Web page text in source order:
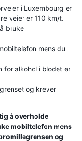
i Luxembourg er
veier er 110 km/t.
bruke
mens du
for alkohol i blodet er
og krever
å overholde
mobiltelefon mens
og